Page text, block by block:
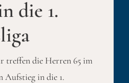
die 1.
treffen die Herren 65 im
Aufstieg in die 1.